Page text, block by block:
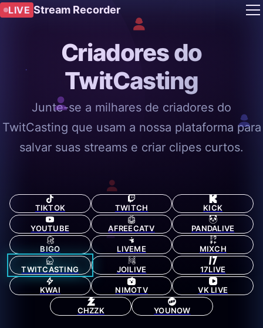
LIVE Stream Recorder
Criadores do
TwitCasting
Junte-se a milhares de criadores do
TwitCasting que usam a nossa plataforma para
salvar suas streams e criar clipes curtos.
TIKTOK TWITCH KICK
YOUTUBE AFREECATV PANDALIVE
BIGO LIVEME MIXCH
TWITCASTING JOILIVE 17LIVE
KWAI NIMOTV VK LIVE
CHZZK YOUNOW